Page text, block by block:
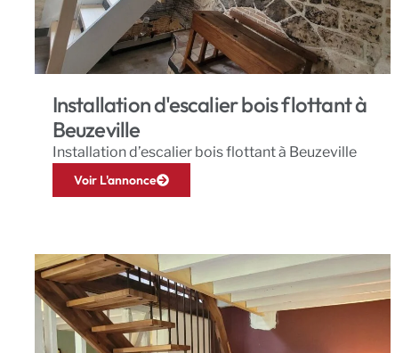
Installation d'escalier bois flottant à
Beuzeville
Installation d’escalier bois flottant à Beuzeville
Voir L'annonce